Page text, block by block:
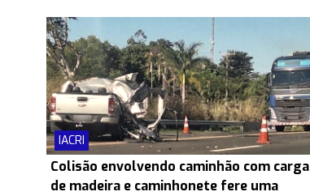
IACRI
Colisão envolvendo caminhão com carga
de madeira e caminhonete fere uma